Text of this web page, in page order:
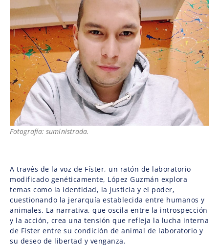
Fotografía: suministrada.
A través de la voz de Físter, un ratón de laboratorio
modificado genéticamente, López Guzmán explora
temas como la identidad, la justicia y el poder,
cuestionando la jerarquía establecida entre humanos y
animales. La narrativa, que oscila entre la introspección
y la acción, crea una tensión que refleja la lucha interna
de Físter entre su condición de animal de laboratorio y
su deseo de libertad y venganza.